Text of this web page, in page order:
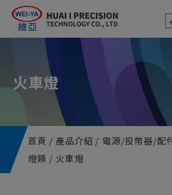
火車燈
首頁 產品介紹 電源/投幣器/配
燈類
火車燈
Cookie管理面板